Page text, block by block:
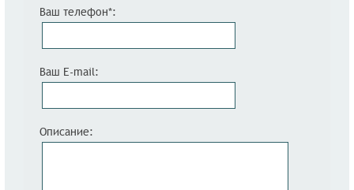
Ваш телефон*:
Ваш E-mail:
Описание: